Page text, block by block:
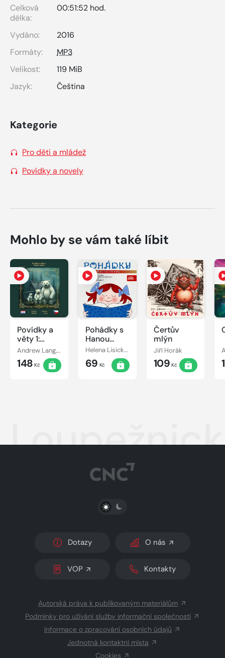
Celková
délka:
00:51:52 hod.
Vydáno:
2016
Formáty:
MP3
Velikost:
119 MiB
Jazyk:
Čeština
Kategorie
Pro děti a mládež
Povídky a novely
Mohlo by se vám také líbit
Povídky a
věty 1:
České
vydání
Andrew Lang, Róbert Hodoši
148 Kč
Pohádky s
Hanou
Maciuchovou
Helena Lisická, Božena Šimková, Markéta Zinnerová
69 Kč
Čertův
mlýn
Jiří Horák
109 Kč
PŘEPNOUT SVĚTLÝ/TMAVÝ REŽIM
Dotazy O nás
VOP Kontakty
Autorská práva k publikovaným materiálům
Podmínky pro užívání služby informační společnosti
Informace o zpracování osobních údajů
Jednotná kontaktní místa
Cookies